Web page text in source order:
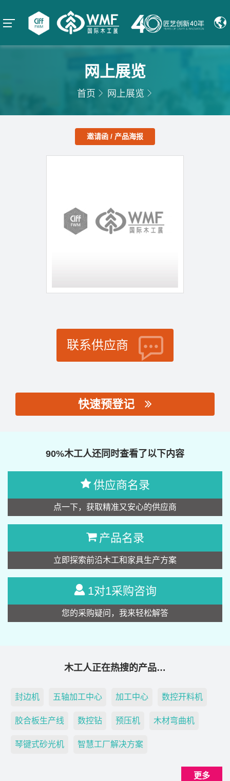
网上展览
首页 网上展览
邀请函 / 产品海报
联系供应商
快速预登记
90%木工人还同时查看了以下内容
供应商名录
点一下，获取精准又安心的供应商
产品名录
立即探索前沿木工和家具生产方案
1对1采购咨询
您的采购疑问，我来轻松解答
木工人正在热搜的产品…
封边机 五轴加工中心 加工中心 数控开料机
胶合板生产线 数控钻 预压机 木材弯曲机
琴键式砂光机 智慧工厂解决方案
更多